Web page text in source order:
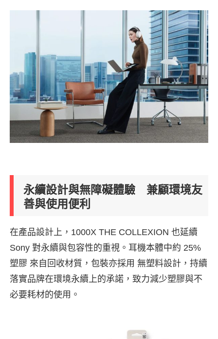
永續設計與無障礙體驗 兼顧環境友
善與使用便利
在產品設計上，1000X THE COLLEXION 也延續
Sony 對永續與包容性的重視。耳機本體中約 25%
塑膠 來自回收材質，包裝亦採用 無塑料設計，持續
落實品牌在環境永續上的承諾，致力減少塑膠與不
必要耗材的使用。